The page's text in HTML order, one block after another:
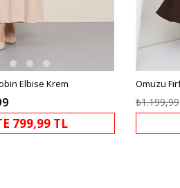
Elbise Krem
799,99 TL
₺1.199,99